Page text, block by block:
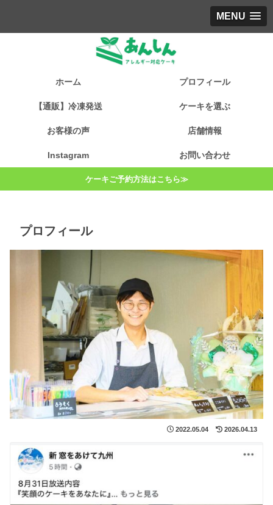
MENU
ホーム プロフィール
【通販】冷凍発送 ケーキを選ぶ
お客様の声 店舗情報
Instagram お問い合わせ
ケーキご予約方法はこちら≫
プロフィール
2022.05.04 2026.04.13